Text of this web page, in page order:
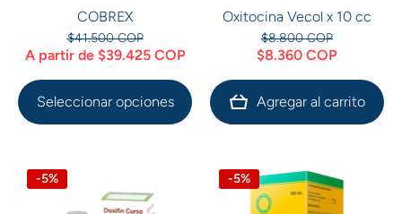
COBREX
$41.500 COP
A partir de $39.425 COP
Seleccionar opciones
Oxitocina Vecol x 10 cc
$8.800 COP
$8.360 COP
Agregar al carrito
-5% -5%